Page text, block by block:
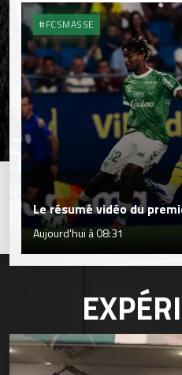
#FCSMASSE
Le résumé vidéo du
Aujourd'hui à 08:31